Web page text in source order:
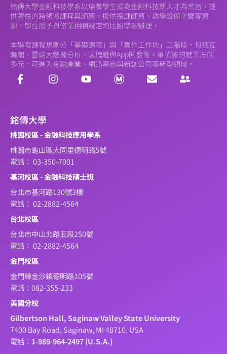
銘傳大學金融科技學系以培養學生成為金融科技新人才為宗旨，提
供彈性的跨領域課程與師資，提供授課師資、教學設備空間等資
源，學位授予與修業相關規定均比照學系辦理。
本學程課程規劃分「基礎課程」與「實作工作坊」二階段，包括互
聯網、雲端大數據分析、區塊鏈與App開發等。畢業後的就業方向
多元，可進入金融產業、網路電商與新創公司等新型領域。
銘傳大學
桃園校區 - 金融科技應用學系
桃園市龜山區大同里德明路5號
電話： 03-350-7001
基河校區 - 金融科技碩士班
台北市基河路130號3樓
電話： 02-2882-4564
台北校區
台北市中山北路五段250號
電話： 02-2882-4564
金門校區
金門縣金沙鎮德明路105號
電話：082-355-233
美國分校
Gilbertson Hall, Saginaw Valley State University
7400 Bay Road, Saginaw, MI 48710, USA
電話： 1-989-964-2497 (U.S.A.)